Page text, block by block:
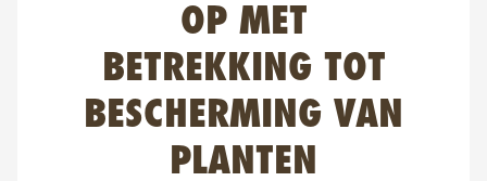
EN
Client login
OP MET
BETREKKING TOT
BESCHERMING VAN
PLANTEN